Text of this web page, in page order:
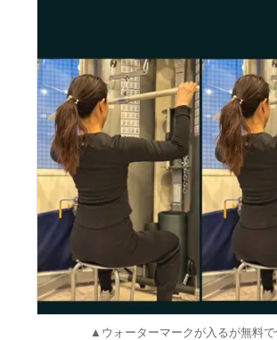
▲ウォーターマークが入るが無料で